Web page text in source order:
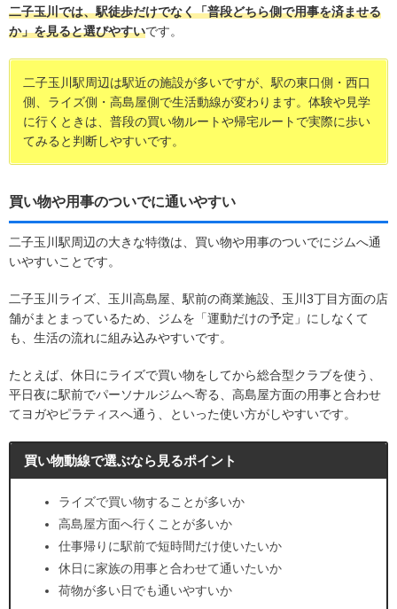
二子玉川では、駅徒歩だけでなく「普段どちら側で用事を済ませる
か」を見ると選びやすいです。
二子玉川駅周辺は駅近の施設が多いですが、駅の東口側・西口
側、ライズ側・高島屋側で生活動線が変わります。体験や見学
に行くときは、普段の買い物ルートや帰宅ルートで実際に歩い
てみると判断しやすいです。
買い物や用事のついでに通いやすい
二子玉川駅周辺の大きな特徴は、買い物や用事のついでにジムへ通
いやすいことです。
二子玉川ライズ、玉川高島屋、駅前の商業施設、玉川3丁目方面の店
舗がまとまっているため、ジムを「運動だけの予定」にしなくて
も、生活の流れに組み込みやすいです。
たとえば、休日にライズで買い物をしてから総合型クラブを使う、
平日夜に駅前でパーソナルジムへ寄る、高島屋方面の用事と合わせ
てヨガやピラティスへ通う、といった使い方がしやすいです。
買い物動線で選ぶなら見るポイント
ライズで買い物することが多いか
高島屋方面へ行くことが多いか
仕事帰りに駅前で短時間だけ使いたいか
休日に家族の用事と合わせて通いたいか
荷物が多い日でも通いやすいか